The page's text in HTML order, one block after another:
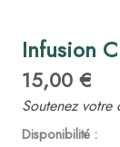
Infusion
15,00 €
Soutenez votre
Disponibilité :
quantité